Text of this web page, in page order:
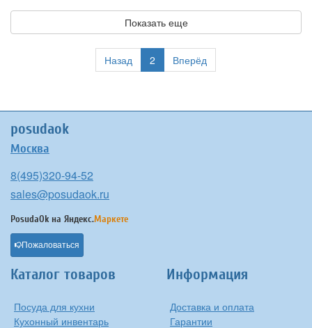
Показать еще
Назад 2 Вперёд
posudaok
Москва
8(495)320-94-52
sales@posudaok.ru
PosudaOk на Яндекс.Маркете
Пожаловаться
Каталог товаров
Посуда для кухни
Кухонный инвентарь
Информация
Доставка и оплата
Гарантии